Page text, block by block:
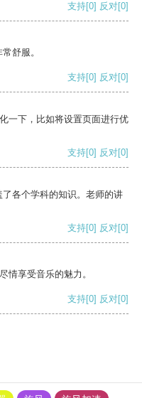
支持[0] 反对[0]
舒服。
支持[0] 反对[0]
一下，比如将设置页面进行优
支持[0] 反对[0]
各个学科的知识。老师的讲
支持[0] 反对[0]
情享受音乐的魅力。
支持[0] 反对[0]